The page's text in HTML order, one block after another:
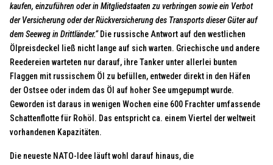
kaufen, einzuführen oder in Mitgliedstaaten zu verbringen sowie ein Verbot
der Versicherung oder der Rückversicherung des Transports dieser Güter auf
dem Seeweg in Drittländer.“Die russische Antwort auf den westlichen
Ölpreisdeckel ließ nicht lange auf sich warten. Griechische und andere
Reedereien warteten nur darauf, ihre Tanker unter allerlei bunten
Flaggen mit russischem Öl zu befüllen, entweder direkt in den Häfen
der Ostsee oder indem das Öl auf hoher See umgepumpt wurde.
Geworden ist daraus in wenigen Wochen eine 600 Frachter umfassende
Schattenflotte für Rohöl. Das entspricht ca. einem Viertel der weltweit
vorhandenen Kapazitäten.
Die neueste NATO-Idee läuft wohl darauf hinaus, die